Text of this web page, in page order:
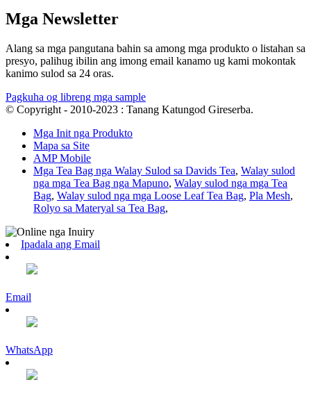
Mga Newsletter
Alang sa mga pangutana bahin sa among mga produkto o listahan sa
presyo, palihug ibilin ang imong email kanamo ug kami mokontak
kanimo sulod sa 24 oras.
Pagkuha og libreng mga sample
© Copyright - 2010-2023 : Tanang Katungod Gireserba.
Mga Init nga Produkto
Mapa sa Site
AMP Mobile
Mga Tea Bag nga Walay Sulod sa Davids Tea, Walay sulod
nga mga Tea Bag nga Mapuno, Walay sulod nga mga Tea
Bag, Walay sulod nga mga Loose Leaf Tea Bag, Pla Mesh,
Rolyo sa Materyal sa Tea Bag,
Ipadala ang Email
Email
WhatsApp